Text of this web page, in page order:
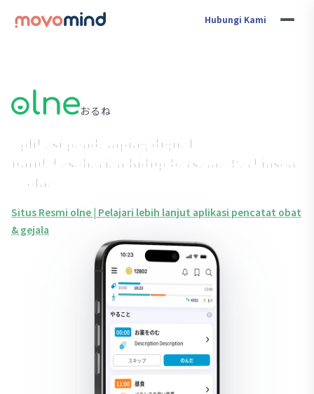
Hubungi Kami
おるね
Aplikasi pendamping digital
untuk keseharian hidup bersama Parkinson
— olne
Situs Resmi olne | Pelajari lebih lanjut aplikasi pencatat obat
& gejala